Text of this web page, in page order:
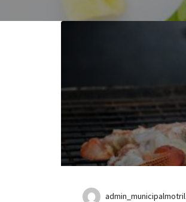
admin_municipalmotril